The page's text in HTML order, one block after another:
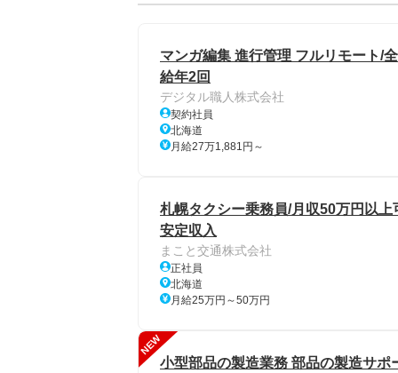
マンガ編集 進行管理 フルリモート/
給年2回
デジタル職人株式会社
契約社員
北海道
月給27万1,881円～
札幌タクシー乗務員/月収50万円以
安定収入
まこと交通株式会社
正社員
北海道
月給25万円～50万円
NEW
小型部品の製造業務 部品の製造サポ